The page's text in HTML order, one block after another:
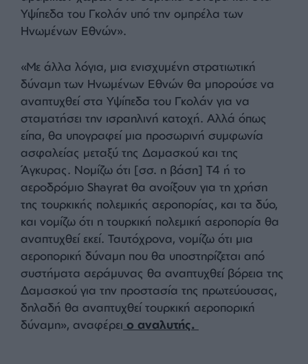
νοτιοανατολική Τουρκία από το βουνό Σέιχ σε
βάθος 70 χιλιομέτρων. Νομίζω ότι με μια
νέα διοίκηση της Δαμασκού, με την ανάπτυξη της
τουρκικής πολεμικής αεροπορίας στο Shayrat στα
νοτιοανατολικά της Χομς, με την ανάπτυξη της
τουρκικής πολεμικής αεροπορίας στο αεροδρόμιο
Mezze στα βόρεια της Δαμασκού και με την
ανάπτυξη του τουρκικού ναυτικού στην Ταρτούς με
συμφωνία με τη Ρωσία, η επιθετικότητα του
Ισραήλ μπορεί να αποτραπεί ή να συγκρατηθεί. Σε
αυτό το σημείο, μπορεί να υπάρξει η δυνατότητα
για την Τουρκία ανάπτυξης δυνάμεων και άλλων
αραβικών χωρών στα συριακά σύνορα και στα
Υψίπεδα του Γκολάν υπό την ομπρέλα των
Ηνωμένων Εθνών».
«Με άλλα λόγια, μια ενισχυμένη στρατιωτική
δύναμη των Ηνωμένων Εθνών θα μπορούσε να